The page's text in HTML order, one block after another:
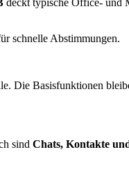
deckt typische Office- und
schnelle Abstimmungen.
Die Basisfunktionen
sind Chats, Kontakte